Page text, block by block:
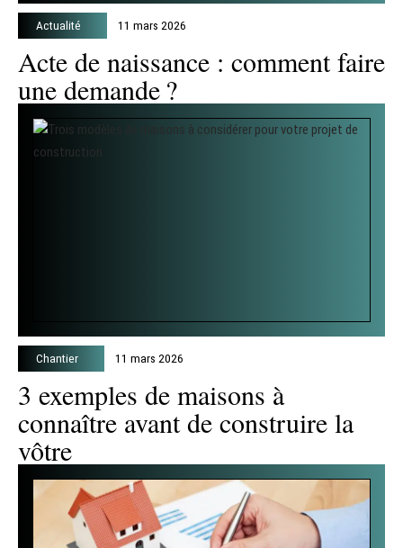
Actualité 11 mars 2026
Acte de naissance : comment faire
une demande ?
Chantier 11 mars 2026
3 exemples de maisons à
connaître avant de construire la
vôtre